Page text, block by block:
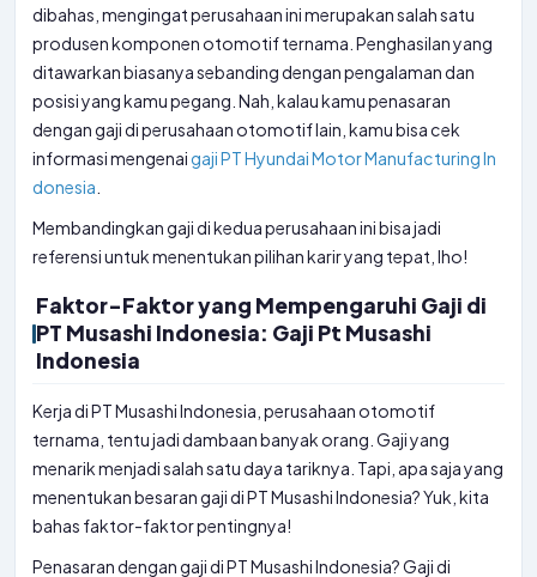
dibahas, mengingat perusahaan ini merupakan salah satu
produsen komponen otomotif ternama. Penghasilan yang
ditawarkan biasanya sebanding dengan pengalaman dan
posisi yang kamu pegang. Nah, kalau kamu penasaran
dengan gaji di perusahaan otomotif lain, kamu bisa cek
informasi mengenai gaji PT Hyundai Motor Manufacturing In
donesia
Membandingkan gaji di kedua perusahaan ini bisa jadi
referensi untuk menentukan pilihan karir yang tepat, lho!
Faktor-Faktor yang Mempengaruhi Gaji di
PT Musashi Indonesia: Gaji Pt Musashi
Indonesia
Kerja di PT Musashi Indonesia, perusahaan otomotif
ternama, tentu jadi dambaan banyak orang. Gaji yang
menarik menjadi salah satu daya tariknya. Tapi, apa saja yang
menentukan besaran gaji di PT Musashi Indonesia? Yuk, kita
bahas faktor-faktor pentingnya!
Penasaran dengan gaji di PT Musashi Indonesia? Gaji di